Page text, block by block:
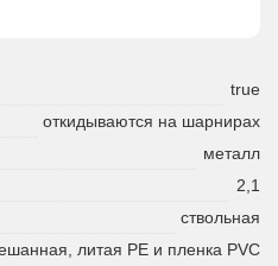
true
откидываются на шарнирах
металл
2,1
ствольная
литая PE и пленка PVC